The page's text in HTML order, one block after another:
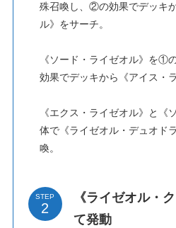
殊召喚し、②の効果でデッキ
ル》をサーチ。
《ソード・ライゼオル》を①
効果でデッキから《アイス・
《エクス・ライゼオル》と《
体で《ライゼオル・デュオド
喚。
STEP
《ライゼオル・
て発動